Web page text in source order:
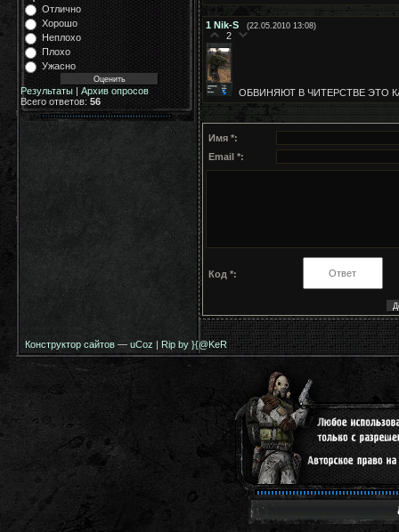
Отлично
Хорошо
Неплохо
Плохо
Ужасно
Результаты | Архив опросов
Всего ответов: 56
1 Nik-S (22.05.2010 13:08)
2
ОБВИНЯЮТ В ЧИТЕРСТВЕ ЭТО
Имя *:
Email *:
Код *:
Конструктор сайтов — uCoz | Rip by }{@KeR